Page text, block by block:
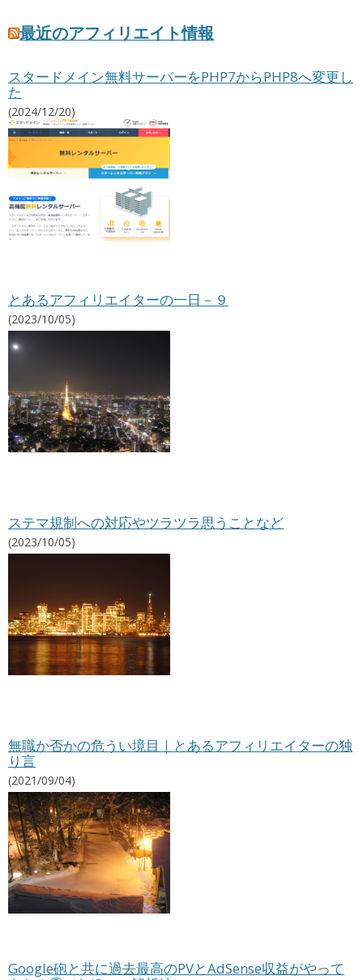
の
ア
ィ
リ
エ
イ
ト
情
最近のアフィリエイト情報
スタードメイン無料サーバーをPHP7からPHP8へ変更し
た
(2024/12/20)
とあるアフィリエイターの一日－９
(2023/10/05)
ステマ規制への対応やツラツラ思うことなど
(2023/10/05)
無職か否かの危うい境目｜とあるアフィリエイターの独
り言
(2021/09/04)
Google砲と共に過去最高のPVとAdSense収益がやって